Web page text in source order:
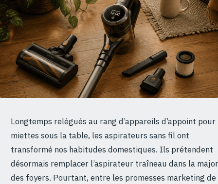
Longtemps relégués au rang d’appareils d’appoint pour
miettes sous la table, les aspirateurs sans fil ont
transformé nos habitudes domestiques. Ils prétendent
désormais remplacer l’aspirateur traîneau dans la
des foyers. Pourtant, entre les promesses marketing de